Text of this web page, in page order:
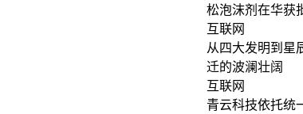
松泡沫剂在华获
互联网
从四大发明到星
迁的波澜壮阔
互联网
青云科技依托统